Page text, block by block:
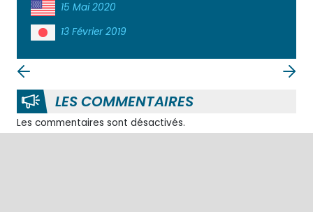
15 Mai 2020
13 Février 2019
LES COMMENTAIRES
Les commentaires sont désactivés.